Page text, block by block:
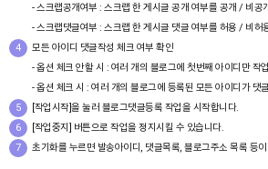
- 스크랩공개여부 : 스크랩 한 게시글 공개 여부를 공개 / 비공
- 스크랩댓글여부 : 스크랩 한 게시글 댓글 여부를 허용 / 비허
4
모든 아이디 댓글작성 체크 여부 확인
- 옵션 체크 안할 시 : 여러 개의 블로그에 첫번째 아이디만 작
- 옵션 체크 시 : 여러 개의 블로그에 등록된 모든 아이디가 댓
5
[작업시작]을 눌러 블로그댓글등록 작업을 시작합니다.
6
[작업중지] 버튼으로 작업을 정지시킬 수 있습니다.
7
초기화를 누르면 발송아이디, 댓글목록, 블로그주소 목록 등